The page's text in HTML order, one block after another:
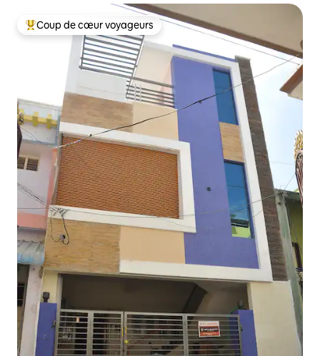
Coups de cœur voyageurs les plus appréciés
Coup de cœur voyageurs